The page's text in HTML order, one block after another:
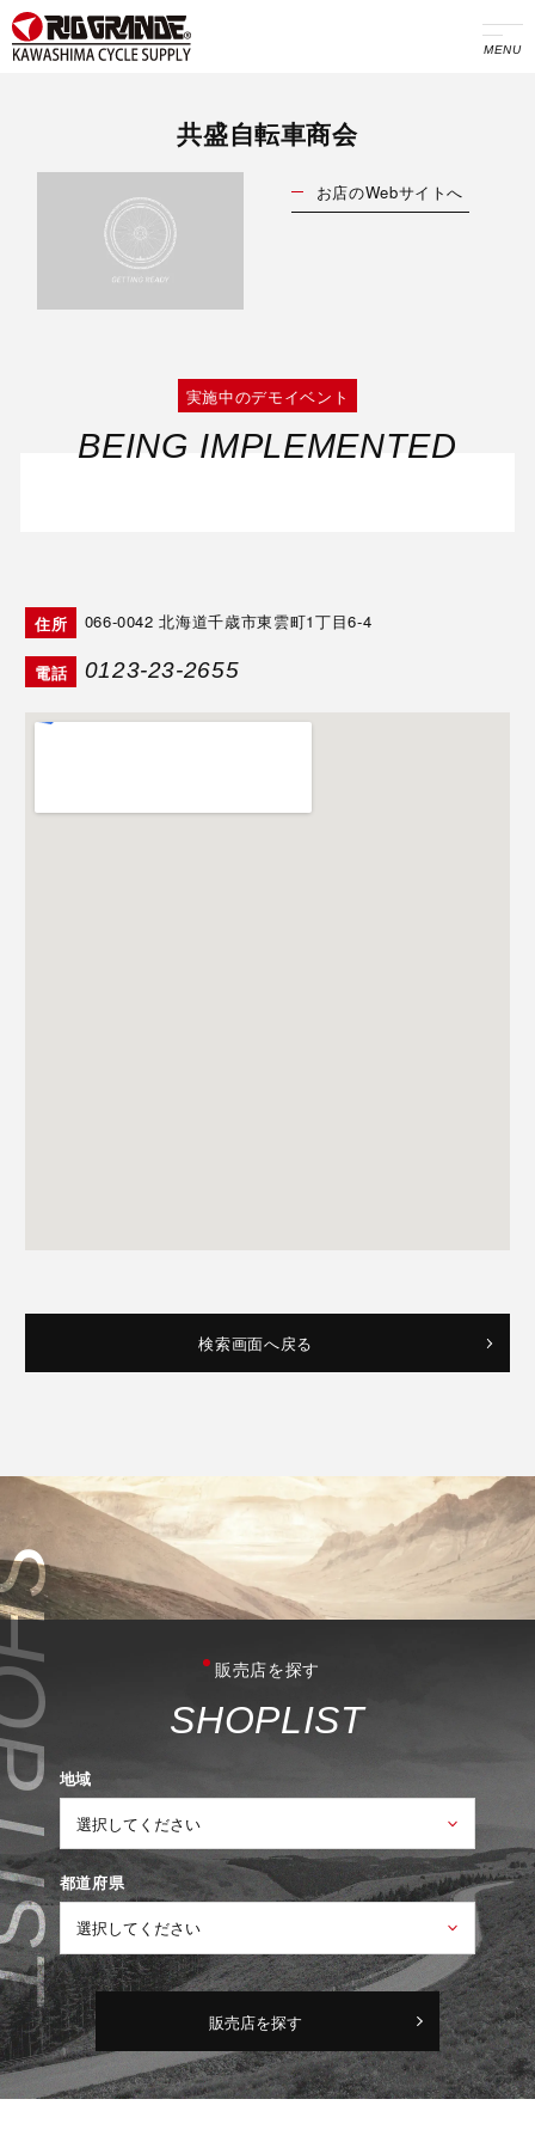
MENU
共盛自転車商会
お店のWebサイトへ
実施中のデモイベント
BEING IMPLEMENTED
住所 066-0042北海道千歳市東雲町1丁目6-4
電話 0123-23-2655
検索画面へ戻る
販売店を探す
SHOPLIST
地域
都道府県
販売店を探す